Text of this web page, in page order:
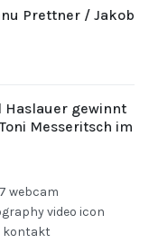
Prettner / Jakob
Haslauer gewinnt
Messeritsch im